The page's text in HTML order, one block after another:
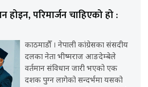
होइन, परिमार्जन चाहिएको हो :
काठमाडौँ । नेपाली कांग्रेसका संसदीय
दलका नेता भीष्मराज आङदेम्बेले
वर्तमान संविधान जारी भएको एक
दशक पुग्न लागेको सन्दर्भमा यसको